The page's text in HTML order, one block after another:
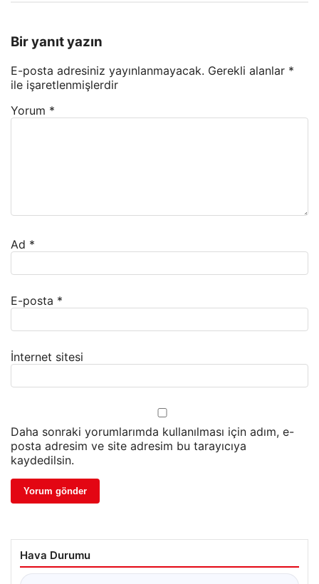
Bir yanıt yazın
E-posta adresiniz yayınlanmayacak. Gerekli alanlar *
ile işaretlenmişlerdir
Yorum *
Ad *
E-posta *
İnternet sitesi
Daha sonraki yorumlarımda kullanılması için adım, e-
posta adresim ve site adresim bu tarayıcıya
kaydedilsin.
Hava Durumu